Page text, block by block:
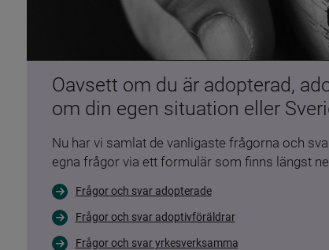
Oavsett om du är adopterad,
om din egen situation eller
Nu har vi samlat de vanligaste frågorna och
egna frågor via ett formulär som finns längst
Frågor och svar adopterade
Frågor och svar adoptivföräldrar
Frågor och svar yrkesverksamma